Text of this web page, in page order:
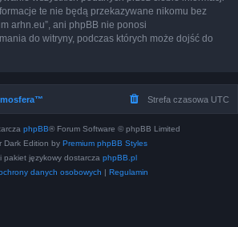
te nie będą przekazywane nikomu bez
arhn.eu”, ani phpBB nie ponosi
do witryny, podczas których może dojść do
Strefa czasowa UTC
phpBB® Forum Software © phpBB Limited
Dark Edition by Premium phpBB Styles
pakiet językowy dostarcza phpBB.pl
danych osobowych | Regulamin